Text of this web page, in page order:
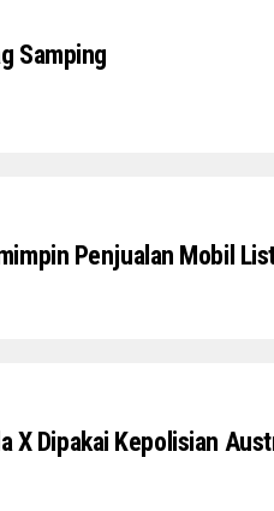
Samping
Penjualan Mobil
X Dipakai Kepolisian